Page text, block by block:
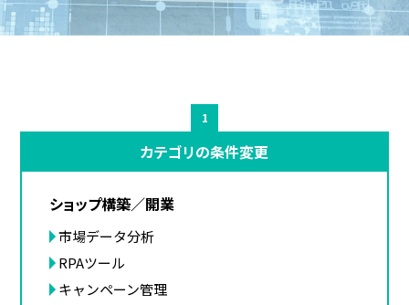
1
カテゴリの条件変更
ショップ構築／開業
市場データ分析
RPAツール
キャンペーン管理